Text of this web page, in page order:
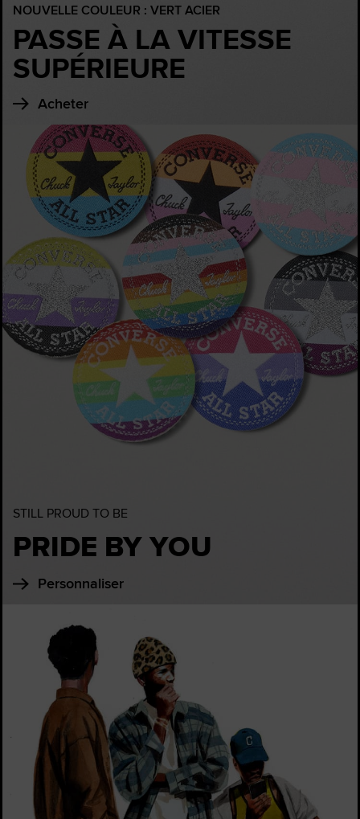
NOUVELLE COULEUR : VERT ACIER
PASSE À LA VITESSE
SUPÉRIEURE
Acheter
STILL PROUD TO BE
PRIDE BY YOU
Personnaliser